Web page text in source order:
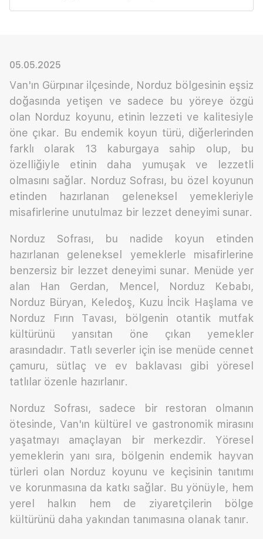
05.05.2025
Van'ın Gürpınar ilçesinde, Norduz bölgesinin eşsiz
doğasında yetişen ve sadece bu yöreye özgü
olan Norduz koyunu, etinin lezzeti ve kalitesiyle
öne çıkar. Bu endemik koyun türü, diğerlerinden
farklı olarak 13 kaburgaya sahip olup, bu
özelliğiyle etinin daha yumuşak ve lezzetli
olmasını sağlar. Norduz Sofrası, bu özel koyunun
etinden hazırlanan geleneksel yemekleriyle
misafirlerine unutulmaz bir lezzet deneyimi sunar.
Norduz Sofrası, bu nadide koyun etinden
hazırlanan geleneksel yemeklerle misafirlerine
benzersiz bir lezzet deneyimi sunar. Menüde yer
alan Han Gerdan, Mencel, Norduz Kebabı,
Norduz Büryan, Keledoş, Kuzu İncik Haşlama ve
Norduz Fırın Tavası, bölgenin otantik mutfak
kültürünü yansıtan öne çıkan yemekler
arasındadır. Tatlı severler için ise menüde cennet
çamuru, sütlaç ve ev baklavası gibi yöresel
tatlılar özenle hazırlanır.
Norduz Sofrası, sadece bir restoran olmanın
ötesinde, Van'ın kültürel ve gastronomik mirasını
yaşatmayı amaçlayan bir merkezdir. Yöresel
yemeklerin yanı sıra, bölgenin endemik hayvan
türleri olan Norduz koyunu ve keçisinin tanıtımı
ve korunmasına da katkı sağlar. Bu yönüyle, hem
yerel halkın hem de ziyaretçilerin bölge
kültürünü daha yakından tanımasına olanak tanır.